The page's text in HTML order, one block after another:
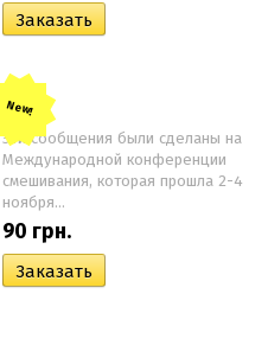
New!
Эти сообщения были сделаны на
Международной конференции
смешивания, которая прошла 2-4
ноября...
90 грн.